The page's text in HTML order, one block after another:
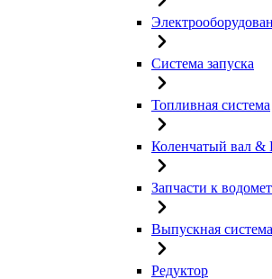
Система запуска
Топливная система
Коленчатый вал &
Запчасти к
Выпускная система
Редуктор